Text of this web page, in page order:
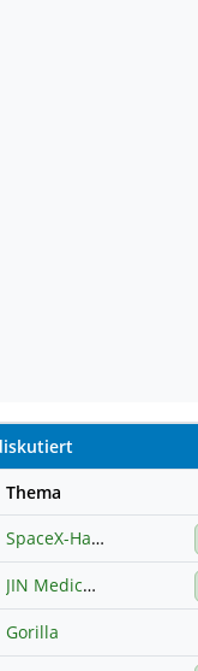
Thema
SpaceX-Haupt-Hauptforum
JIN Medical International
Gorilla